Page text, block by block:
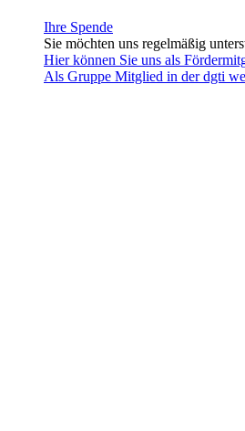
Ihre Spende
Sie möchten uns regelmäßig
Hier können Sie uns als
Als Gruppe Mitglied in der dgti